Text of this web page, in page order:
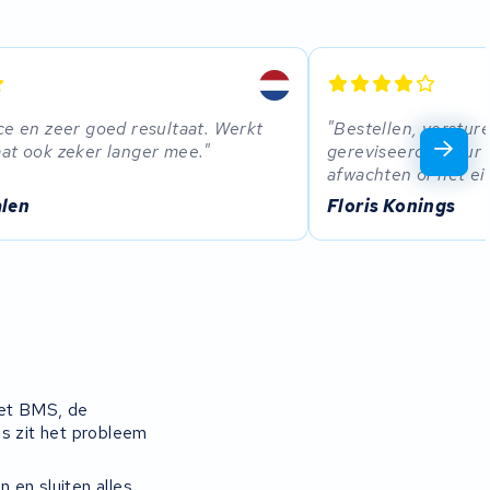
en zeer goed resultaat. Werkt
ook zeker langer mee.
Bestellen,
gereviseerd retour
afwachten of het
Floris Konings
BMS, de
zit het probleem